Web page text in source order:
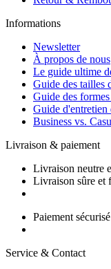
Informations
Newsletter
À propos de nous
Le guide ultime
Guide des tailles
Guide des
Guide d'entretien
Business vs.
Livraison & paiement
Livraison neutre
Livraison sûre et
Paiement
Service & Contact